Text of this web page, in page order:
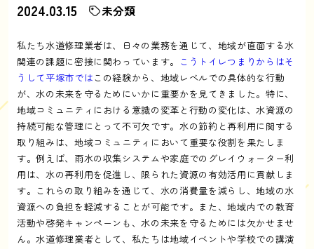
2024.03.15 未分類
私たち水道修理業者は、日々の業務を通じて、地域が直面する水
関連の課題に密接に関わっています。 こうトイレつまりからはそ
うして平塚市ではこの経験から、地域レベルでの具体的な行動
が、水の未来を守るためにいかに重要かを見てきました。特に、
地域コミュニティにおける意識の変革と行動の変化は、水資源の
持続可能な管理にとって不可欠です。水の節約と再利用に関する
取り組みは、地域コミュニティにおいて重要な役割を果たしま
す。例えば、雨水の収集システムや家庭でのグレイウォーター利
用は、水の再利用を促進し、限られた資源の有効活用に貢献しま
す。これらの取り組みを通じて、水の消費量を減らし、地域の水
資源への負担を軽減することが可能です。また、地域内での教育
活動や啓発キャンペーンも、水の未来を守るためには欠かせませ
ん。水道修理業者として、私たちは地域イベントや学校での講演